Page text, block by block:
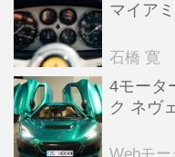
マイア
石橋 寛
4モータ
ク ネヴ
全版／